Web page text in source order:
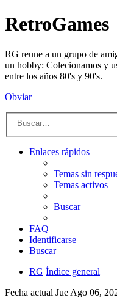
RetroGames
RG reune a un grupo de
un hobby: Colecionamos y
entre los años 80's y 90's.
Obviar
Enlaces rápidos
Temas sin
Temas activos
Buscar
FAQ
Identificarse
Buscar
RG Índice general
Fecha actual Jue Ago 06,